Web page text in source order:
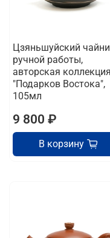
Цзяньшуйский
ручной работы,
авторская коллекция
"Подарков Востока",
105мл
9 800 ₽
В корзину